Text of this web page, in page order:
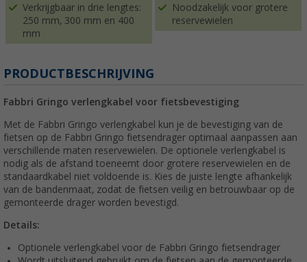
Verkrijgbaar in drie lengtes:
250 mm, 300 mm en 400
mm
Noodzakelijk voor grotere
reservewielen
PRODUCTBESCHRIJVING
Fabbri Gringo verlengkabel voor fietsbevestiging
Met de Fabbri Gringo verlengkabel kun je de bevestiging van de
fietsen op de Fabbri Gringo fietsendrager optimaal aanpassen aan
verschillende maten reservewielen. De optionele verlengkabel is
nodig als de afstand toeneemt door grotere reservewielen en de
standaardkabel niet voldoende is. Kies de juiste lengte afhankelijk
van de bandenmaat, zodat de fietsen veilig en betrouwbaar op de
gemonteerde drager worden bevestigd.
Details:
Optionele verlengkabel voor de Fabbri Gringo fietsendrager